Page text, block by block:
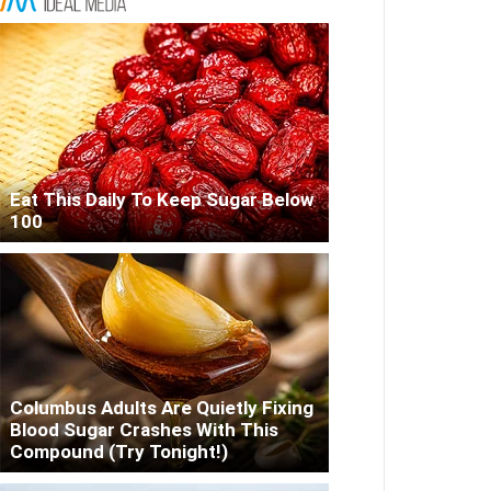
Eat This Daily To Keep Sugar Below
100
Columbus Adults Are Quietly Fixing
Blood Sugar Crashes With This
Compound (Try Tonight!)